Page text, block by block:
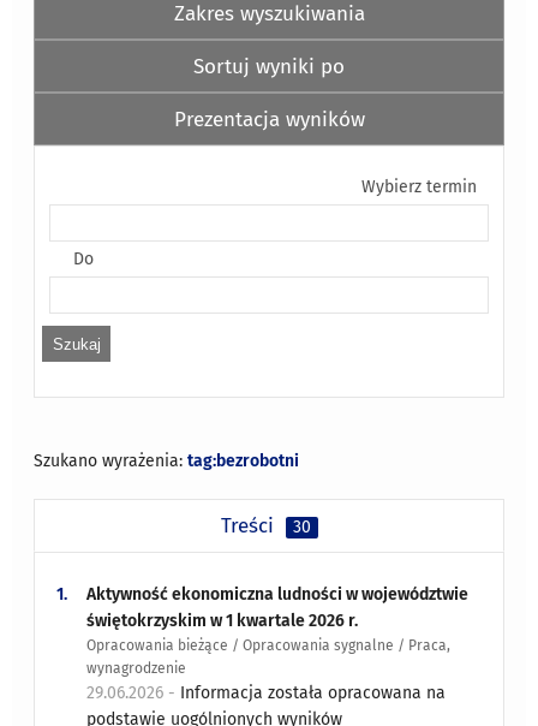
Zakres wyszukiwania
Sortuj wyniki po
Prezentacja wyników
Wybierz termin
Do
Szukano wyrażenia:tag:bezrobotni
Treści 30
1.
Aktywność ekonomiczna ludności w województwie
świętokrzyskim w 1 kwartale 2026 r.
Opracowania bieżące / Opracowania sygnalne / Praca,
wynagrodzenie
29.06.2026 - Informacja została opracowana na
podstawie uogólnionych wyników